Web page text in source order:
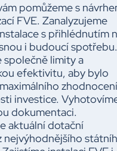
pomůžeme s
FVE. Zanalyzujeme
s přihlédnutím
i budoucí spotřebu.
společně limity a
efektivitu, aby bylo
zhodnocení
investice.
dokumentaci.
aktuální dotační
nejvýhodnějšího